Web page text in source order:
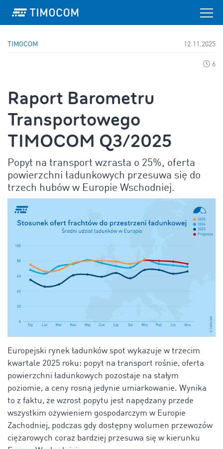
TIMOCOM 12.11.2025
6
Raport Barometru
Transportowego
TIMOCOM Q3/2025
Popyt na transport wzrasta o 25%, oferta
powierzchni ładunkowych przesuwa się do
trzech hubów w Europie Wschodniej.
Europejski rynek ładunków spot wykazuje w trzecim
kwartale 2025 roku: popyt na transport rośnie, oferta
powierzchni ładunkowych pozostaje na stałym
poziomie, a ceny rosną jedynie umiarkowanie. Wynika
to z faktu, że wzrost popytu jest napędzany przede
wszystkim ożywieniem gospodarczym w Europie
Zachodniej, podczas gdy dostępny wolumen przewozów
ciężarowych coraz bardziej przesuwa się w kierunku